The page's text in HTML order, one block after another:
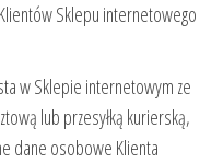
Sklepu internetowego
w Sklepie internetowym ze
lub przesyłką kurierską,
dane osobowe Klienta